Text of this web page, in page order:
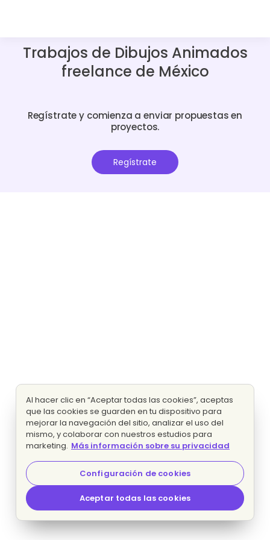
Trabajos de Dibujos Animados
freelance de México
Regístrate y comienza a enviar propuestas en
proyectos.
Regístrate
Al hacer clic en “Aceptar todas las cookies”, aceptas
que las cookies se guarden en tu dispositivo para
mejorar la navegación del sitio, analizar el uso del
mismo, y colaborar con nuestros estudios para
marketing. Más información sobre su privacidad
Configuración de cookies
Aceptar todas las cookies